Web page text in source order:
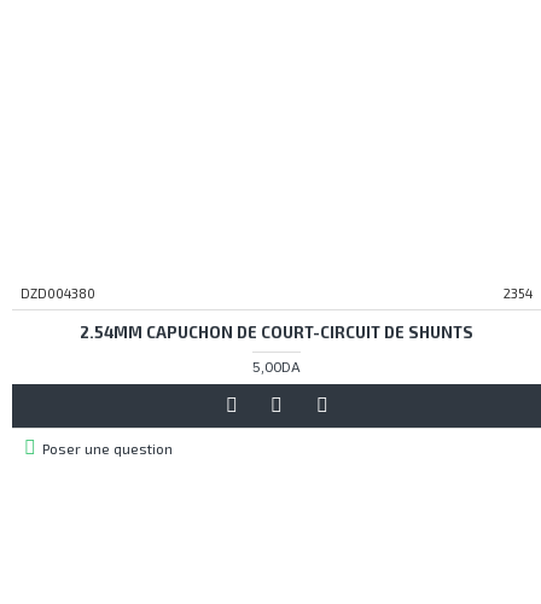
DZD004380 2354
2.54MM CAPUCHON DE COURT-CIRCUIT DE SHUNTS
5,00DA
Poser une question